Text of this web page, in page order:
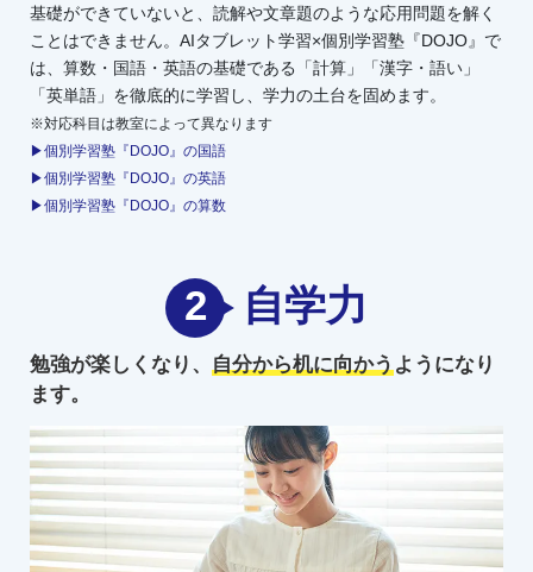
基礎ができていないと、読解や文章題のような応用問題を解く
ことはできません。AIタブレット学習×個別学習塾『DOJO』で
は、算数・国語・英語の基礎である「計算」「漢字・語い」
「英単語」を徹底的に学習し、学力の土台を固めます。
※対応科目は教室によって異なります
▶個別学習塾『DOJO』の国語
▶個別学習塾『DOJO』の英語
▶個別学習塾『DOJO』の算数
2 自学力
勉強が楽しくなり、 自分から机に向かうようになり
ます。